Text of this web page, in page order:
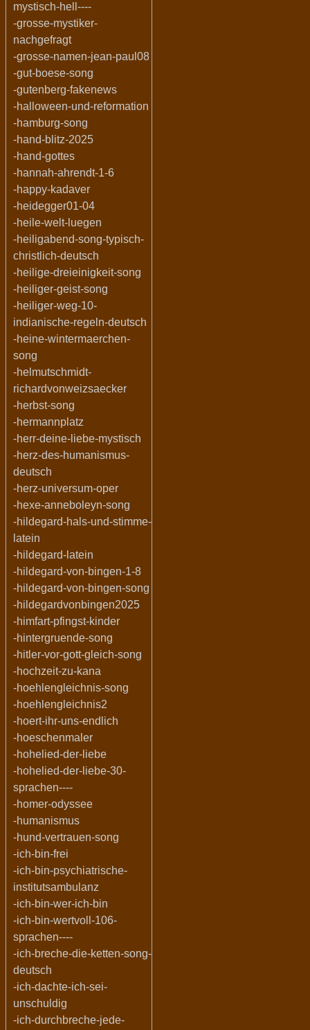
mystisch-hell----
-grosse-mystiker-
nachgefragt
-grosse-namen-jean-paul08
-gut-boese-song
-gutenberg-fakenews
-halloween-und-reformation
-hamburg-song
-hand-blitz-2025
-hand-gottes
-hannah-ahrendt-1-6
-happy-kadaver
-heidegger01-04
-heile-welt-luegen
-heiligabend-song-typisch-
christlich-deutsch
-heilige-dreieinigkeit-song
-heiliger-geist-song
-heiliger-weg-10-
indianische-regeln-deutsch
-heine-wintermaerchen-
song
-helmutschmidt-
richardvonweizsaecker
-herbst-song
-hermannplatz
-herr-deine-liebe-mystisch
-herz-des-humanismus-
deutsch
-herz-universum-oper
-hexe-anneboleyn-song
-hildegard-hals-und-stimme-
latein
-hildegard-latein
-hildegard-von-bingen-1-8
-hildegard-von-bingen-song
-hildegardvonbingen2025
-himfart-pfingst-kinder
-hintergruende-song
-hitler-vor-gott-gleich-song
-hochzeit-zu-kana
-hoehlengleichnis-song
-hoehlengleichnis2
-hoert-ihr-uns-endlich
-hoeschenmaler
-hohelied-der-liebe
-hohelied-der-liebe-30-
sprachen----
-homer-odyssee
-humanismus
-hund-vertrauen-song
-ich-bin-frei
-ich-bin-psychiatrische-
institutsambulanz
-ich-bin-wer-ich-bin
-ich-bin-wertvoll-106-
sprachen----
-ich-breche-die-ketten-song-
deutsch
-ich-dachte-ich-sei-
unschuldig
-ich-durchbreche-jede-